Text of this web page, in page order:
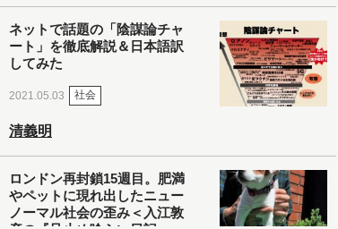
ネットで話題の「陰謀論チャ
ート」を徹底解説＆日本語訳
してみた
2021.05.03 社会
清義明
ロンドン再封鎖15週目。肥満
やペットに現れ出したニュー
ノーマル社会の歪み＜入江敦